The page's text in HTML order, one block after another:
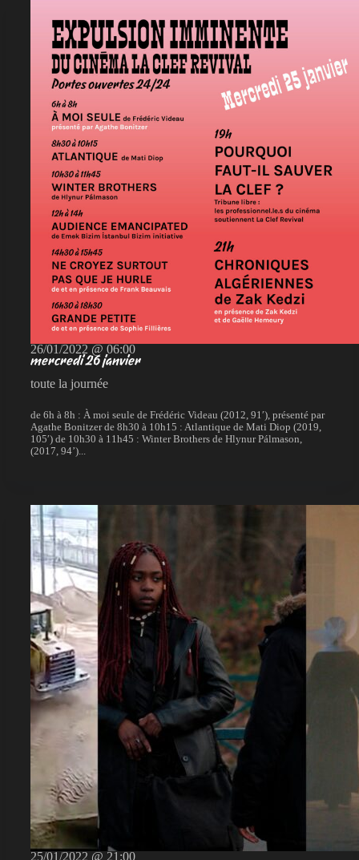
26/01/2022 @ 06:00
mercredi 26 janvier
toute la journée
de 6h à 8h : À moi seule de Frédéric Videau (2012, 91′), présenté par
Agathe Bonitzer de 8h30 à 10h15 : Atlantique de Mati Diop (2019,
105′) de 10h30 à 11h45 : Winter Brothers de Hlynur Pálmason,
(2017, 94’)...
25/01/2022 @ 21:00